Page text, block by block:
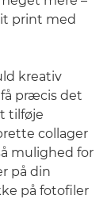
print med
kreativ
præcis det
tilføje
collager
mulighed for
på din
på fotofiler